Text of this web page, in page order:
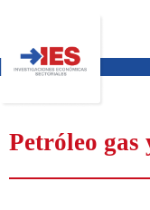
Petróleo gas